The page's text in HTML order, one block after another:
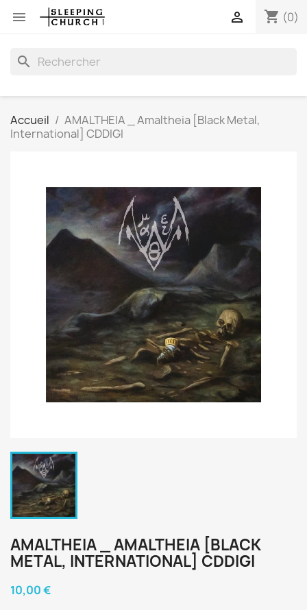
 shopping_cart (0)

search
Accueil
AMALTHEIA _ Amaltheia [Black Metal,
International] CDDIGI
AMALTHEIA _ AMALTHEIA [BLACK
METAL, INTERNATIONAL] CDDIGI
10,00 €